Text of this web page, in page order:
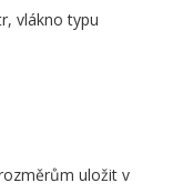
vlákno typu
uložit v